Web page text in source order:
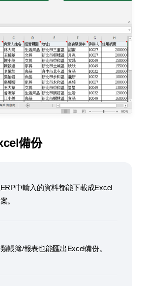
備份
中輸入的資料都能下載成Excel
。
帳簿/報表也能匯出Excel備份。